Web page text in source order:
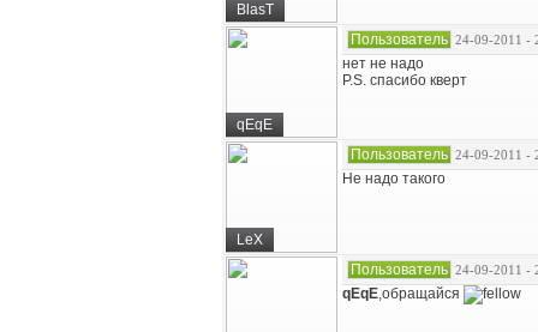
BlasT
qEqE
Пользователь 24-09-2011 -
нет не надо
P.S. спасибо кверт
LeX
Пользователь 24-09-2011 -
Не надо такого
Пользователь 24-09-2011 -
qEqE,обращайся